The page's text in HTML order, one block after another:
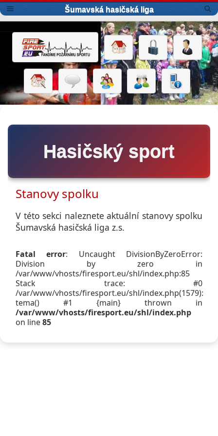
Šumavská hasičská liga
Hasičský sport
Stanovy spolku
V této sekci naleznete aktuální stanovy spolku
Šumavská hasičská liga z.s.
Fatal error: Uncaught DivisionByZeroError:
Division by zero in
/var/www/vhosts/firesport.eu/shl/index.php:85
Stack trace: #0
/var/www/vhosts/firesport.eu/shl/index.php(1579):
tema() #1 {main} thrown in
/var/www/vhosts/firesport.eu/shl/index.php
on line85